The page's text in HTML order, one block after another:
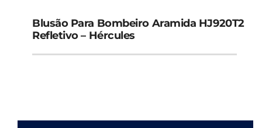
Blusão Para Bombeiro Aramida HJ920T2
Refletivo – Hércules